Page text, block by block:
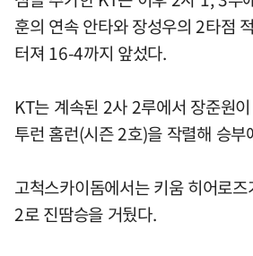
훈의 연속 안타와 장성우의 2타점
터져 16-4까지 앞섰다.
KT는 계속된 2사 2루에서 장준원
투런 홈런(시즌 2호)을 작렬해 승부
고척스카이돔에서는 키움 히어로
2로 진땀승을 거뒀다.